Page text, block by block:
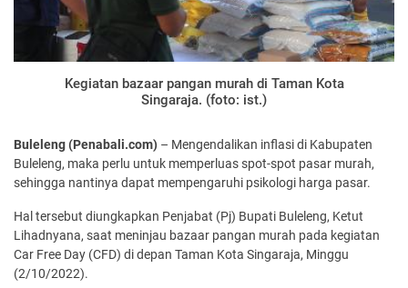
Kegiatan bazaar pangan murah di Taman Kota
Singaraja. (foto: ist.)
Buleleng (Penabali.com) – Mengendalikan inflasi di Kabupaten
Buleleng, maka perlu untuk memperluas spot-spot pasar murah,
sehingga nantinya dapat mempengaruhi psikologi harga pasar.
Hal tersebut diungkapkan Penjabat (Pj) Bupati Buleleng, Ketut
Lihadnyana, saat meninjau bazaar pangan murah pada kegiatan
Car Free Day (CFD) di depan Taman Kota Singaraja, Minggu
(2/10/2022).